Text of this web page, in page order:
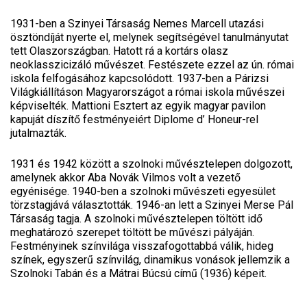
1931-ben a Szinyei Társaság Nemes Marcell utazási
ösztöndíját nyerte el, melynek segítségével tanulmányutat
tett Olaszországban. Hatott rá a kortárs olasz
neoklasszicizáló művészet. Festészete ezzel az ún. római
iskola felfogásához kapcsolódott. 1937-ben a Párizsi
Világkiállításon Magyarországot a római iskola művészei
képviselték. Mattioni Esztert az egyik magyar pavilon
kapuját díszítő festményeiért Diplome d’ Honeur-rel
jutalmazták.
1931 és 1942 között a szolnoki művésztelepen dolgozott,
amelynek akkor Aba Novák Vilmos volt a vezető
egyénisége. 1940-ben a szolnoki művészeti egyesület
törzstagjává választották. 1946-an lett a Szinyei Merse Pál
Társaság tagja. A szolnoki művésztelepen töltött idő
meghatározó szerepet töltött be művészi pályáján.
Festményinek színvilága visszafogottabbá válik, hideg
színek, egyszerű színvilág, dinamikus vonások jellemzik a
Szolnoki Tabán és a Mátrai Búcsú című (1936) képeit.